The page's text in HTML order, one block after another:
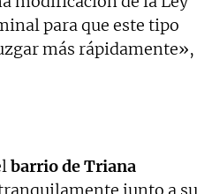
para que este tipo
más rápidamente»,
barrio de Triana
junto a su